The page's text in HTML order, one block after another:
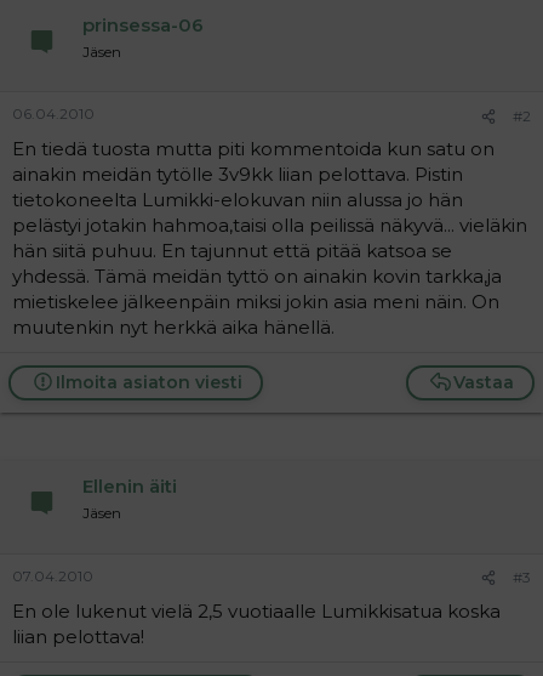
prinsessa-06
Jäsen
06.04.2010 #2
En tiedä tuosta mutta piti kommentoida kun satu on
ainakin meidän tytölle 3v9kk liian pelottava. Pistin
tietokoneelta Lumikki-elokuvan niin alussa jo hän
pelästyi jotakin hahmoa,taisi olla peilissä näkyvä... vieläkin
hän siitä puhuu. En tajunnut että pitää katsoa se
yhdessä. Tämä meidän tyttö on ainakin kovin tarkka,ja
mietiskelee jälkeenpäin miksi jokin asia meni näin. On
muutenkin nyt herkkä aika hänellä.
Vastaa
Ilmoita asiaton viesti
Ellenin äiti
Jäsen
07.04.2010 #3
En ole lukenut vielä 2,5 vuotiaalle Lumikkisatua koska
liian pelottava!